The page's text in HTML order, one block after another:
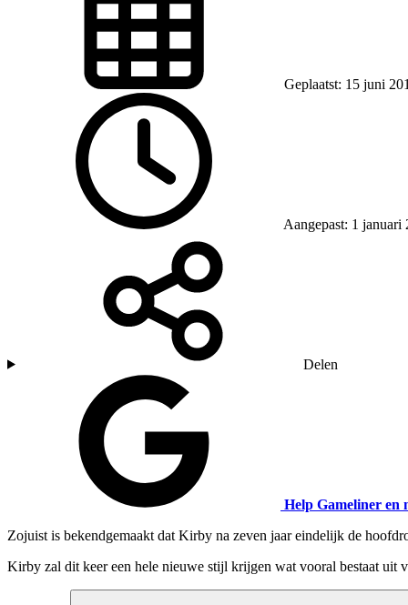
Geplaatst: 15 juni
Aangepast: 1 januari
Delen
Help Gameliner en
Zojuist is bekendgemaakt dat Kirby na zeven jaar eindelijk de
Kirby zal dit keer een hele nieuwe stijl krijgen wat vooral bestaat